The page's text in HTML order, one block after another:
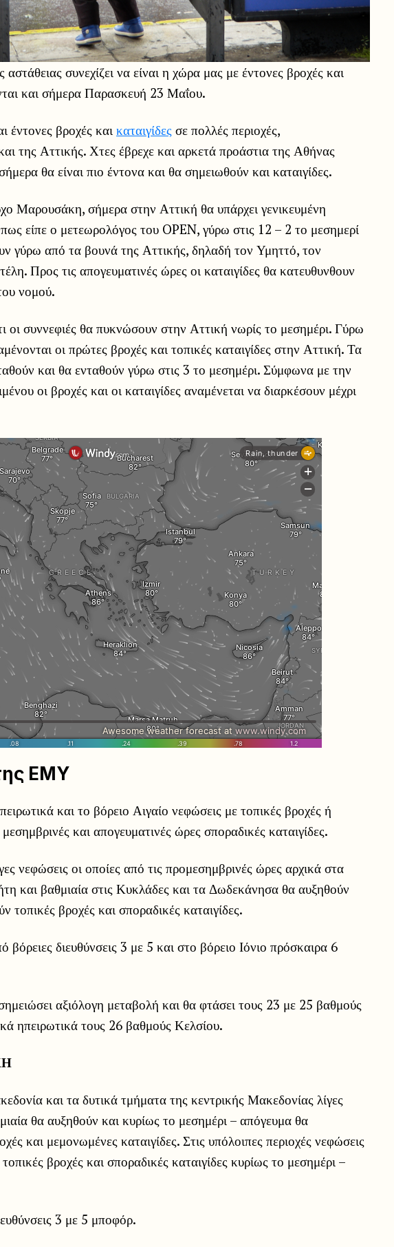
συνεχίζει να είναι η χώρα μας με έντονες βροχές και
και σήμερα Παρασκευή 23 Μαΐου.
έντονες βροχές και καταιγίδες σε πολλές περιοχές,
της Αττικής. Χτες έβρεχε και αρκετά προάστια της Αθήνας
θα είναι πιο έντονα και θα σημειωθούν και καταιγίδες.
Μαρουσάκη, σήμερα στην Αττική θα υπάρχει γενικευμένη
είπε ο μετεωρολόγος του OPEN, γύρω στις 12 – 2 το μεσημερί
γύρω από τα βουνά της Αττικής, δηλαδή τον Υμηττό, τον
Προς τις απογευματινές ώρες οι καταιγίδες θα κατευθυνθουν
νομού.
οι συννεφιές θα πυκνώσουν στην Αττική νωρίς το μεσημέρι. Γύρω
οι πρώτες βροχές και τοπικές καταιγίδες στην Αττική. Τα
και θα ενταθούν γύρω στις 3 το μεσημέρι. Σύμφωνα με την
οι βροχές και οι καταιγίδες αναμένεται να διαρκέσουν μέχρι
ΕΜΥ
και το βόρειο Αιγαίο νεφώσεις με τοπικές βροχές ή
και απογευματινές ώρες σποραδικές καταιγίδες.
νεφώσεις οι οποίες από τις προμεσημβρινές ώρες αρχικά στα
και βαθμιαία στις Κυκλάδες και τα Δωδεκάνησα θα αυξηθούν
τοπικές βροχές και σποραδικές καταιγίδες.
βόρειες διευθύνσεις 3 με 5 και στο βόρειο Ιόνιο πρόσκαιρα 6
αξιόλογη μεταβολή και θα φτάσει τους 23 με 25 βαθμούς
ηπειρωτικά τους 26 βαθμούς Κελσίου.
και τα δυτικά τμήματα της κεντρικής Μακεδονίας λίγες
θα αυξηθούν και κυρίως το μεσημέρι – απόγευμα θα
και μεμονωμένες καταιγίδες. Στις υπόλοιπες περιοχές νεφώσεις
βροχές και σποραδικές καταιγίδες κυρίως το μεσημέρι –
3 με 5 μποφόρ.